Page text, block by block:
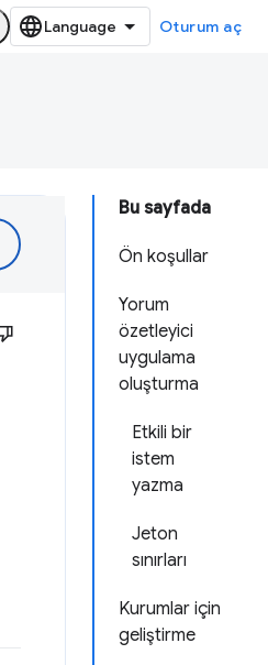
Oturum aç
Bu sayfada
Ön koşullar
Yorum
özetleyici
uygulama
oluşturma
Etkili bir
istem
yazma
Jeton
sınırları
Kurumlar için
geliştirme